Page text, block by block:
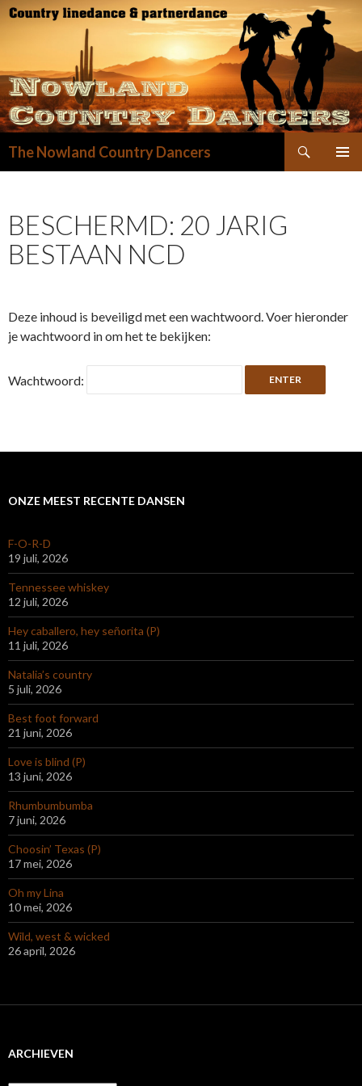
The Nowland Country Dancers
INHOUD
BESCHERMD: 20 JARIG
BESTAAN NCD
Deze inhoud is beveiligd met een wachtwoord. Voer hieronder
je wachtwoord in om het te bekijken:
Wachtwoord:
ONZE MEEST RECENTE DANSEN
F-O-R-D
19 juli, 2026
Tennessee whiskey
12 juli, 2026
Hey caballero, hey señorita (P)
11 juli, 2026
Natalia’s country
5 juli, 2026
Best foot forward
21 juni, 2026
Love is blind (P)
13 juni, 2026
Rhumbumbumba
7 juni, 2026
Choosin’ Texas (P)
17 mei, 2026
Oh my Lina
10 mei, 2026
Wild, west & wicked
26 april, 2026
ARCHIEVEN